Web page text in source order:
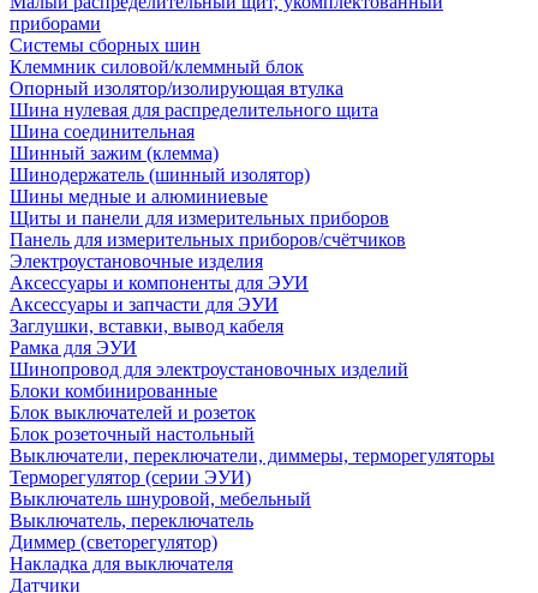
приборами
Системы сборных шин
Клеммник силовой/клеммный блок
Опорный изолятор/изолирующая втулка
Шина нулевая для распределительного щита
Шина соединительная
Шинный зажим (клемма)
Шинодержатель (шинный изолятор)
Шины медные и алюминиевые
Щиты и панели для измерительных приборов
Панель для измерительных приборов/счётчиков
Электроустановочные изделия
Аксессуары и компоненты для ЭУИ
Аксессуары и запчасти для ЭУИ
Заглушки, вставки, вывод кабеля
Рамка для ЭУИ
Шинопровод для электроустановочных изделий
Блоки комбинированные
Блок выключателей и розеток
Блок розеточный настольный
Выключатели, переключатели, диммеры, терморегуляторы
Терморегулятор (серии ЭУИ)
Выключатель шнуровой, мебельный
Выключатель, переключатель
Диммер (светорегулятор)
Накладка для выключателя
Датчики